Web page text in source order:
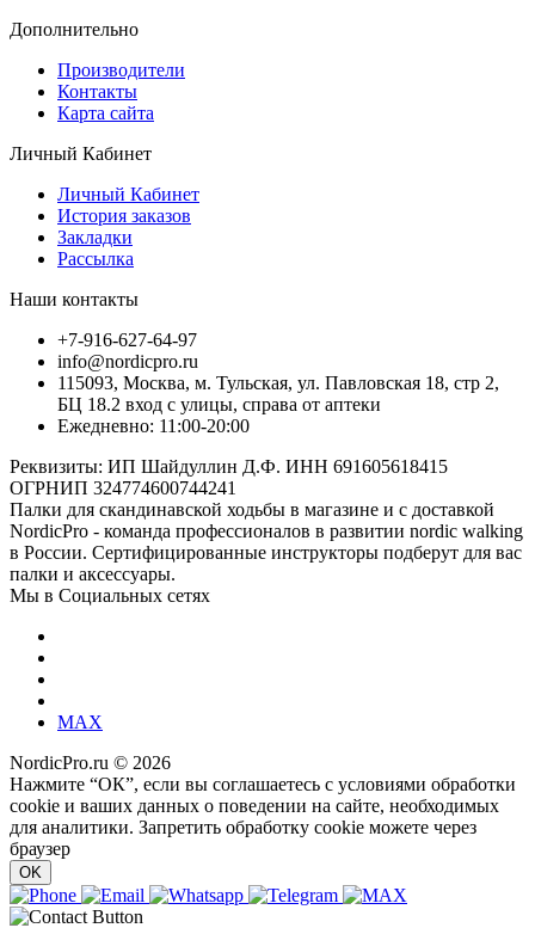
Дополнительно
Производители
Контакты
Карта сайта
Личный Кабинет
Личный Кабинет
История заказов
Закладки
Рассылка
Наши контакты
+7-916-627-64-97
info@nordicpro.ru
115093, Москва, м. Тульская, ул. Павловская 18, стр 2,
БЦ 18.2 вход с улицы, справа от аптеки
Ежедневно: 11:00-20:00
Реквизиты: ИП Шайдуллин Д.Ф. ИНН 691605618415
ОГРНИП 324774600744241
Палки для скандинавской ходьбы в магазине и с доставкой
NordicPro - команда профессионалов в развитии nordic walking
в России. Сертифицированные инструкторы подберут для вас
палки и аксессуары.
Мы в Социальных сетях
MAX
NordicPro.ru © 2026
Нажмите “ОК”, если вы соглашаетесь с условиями обработки
cookie и ваших данных о поведении на сайте, необходимых
для аналитики. Запретить обработку cookie можете через
браузер
OK